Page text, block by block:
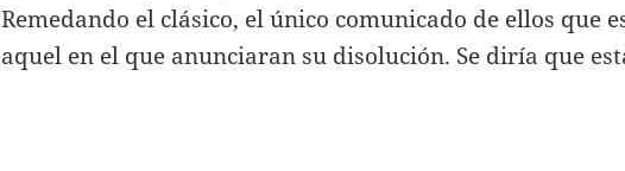
Remedando el clásico, el único comunicado de ellos que
aquel en el que anunciaran su disolución. Se diría que